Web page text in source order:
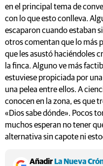
en el principal tema de
con lo que esto conlleva.
escaparon cuando estaban
otros comentan que lo más
que les asustó haciéndoles
la finca. Alguno ve más
estuviese propiciada por
una pelea entre ellos. A
conocen en la zona, es que
«Dios sabe dónde». Pocos
muchos esperan no tener
alternativa sin capote ni
AñadirLa Nueva